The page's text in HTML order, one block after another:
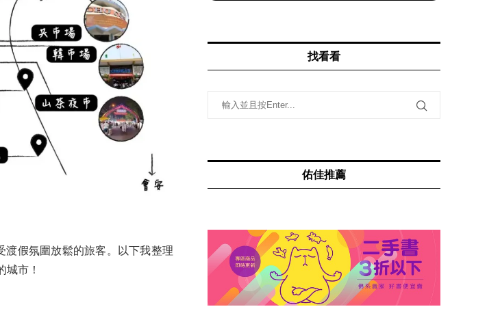
渡假氛圍放鬆的旅客。以下我整理
城市！
找看看
佑佳推薦